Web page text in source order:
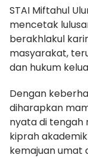
STAI Miftahul
mencetak
berakhlakul
masyarakat,
dan hukum
Dengan
diharapkan
nyata di tengah
kiprah
kemajuan umat